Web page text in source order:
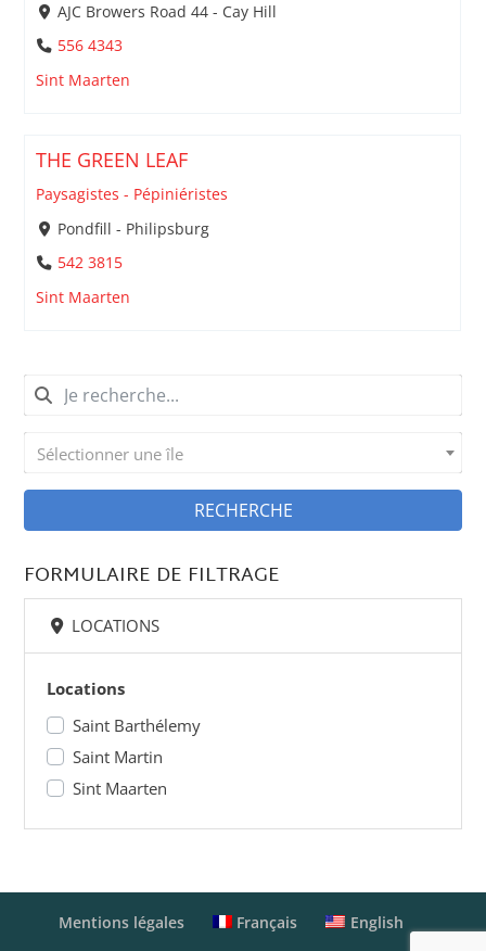
AJC Browers Road 44 - Cay Hill
556 4343
Sint Maarten
THE GREEN LEAF
Paysagistes - Pépiniéristes
Pondfill - Philipsburg
542 3815
Sint Maarten
Sélectionner une île
RECHERCHE
FORMULAIRE DE FILTRAGE
LOCATIONS
Locations
Saint Barthélemy
Saint Martin
Sint Maarten
Mentions légales Français English